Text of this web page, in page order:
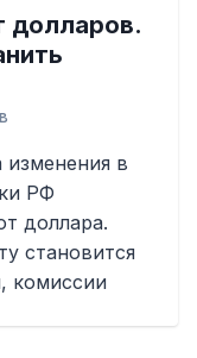
долларов.
изменения в
РФ
доллара.
становится
комиссии